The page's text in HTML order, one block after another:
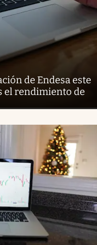
de Endesa este
el rendimiento de